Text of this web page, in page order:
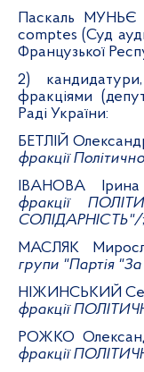
Паскаль МУНЬЄ
comptes (Суд
Французької
2)
фракціями
Раді України:
БЕТЛІЙ
фракції
ІВАНОВА
фракції
СОЛІДАРНІСТЬ"/;
МАСЛЯК
групи "Партія
НІЖИНСЬКИЙ
фракції
РОЖКО
фракції